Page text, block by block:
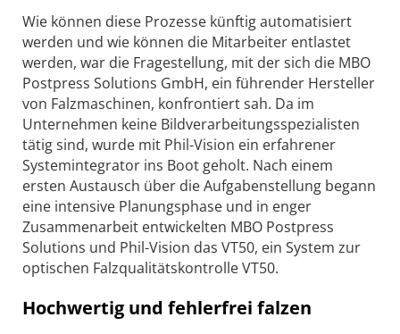
Wie können diese Prozesse künftig automatisiert
werden und wie können die Mitarbeiter entlastet
werden, war die Fragestellung, mit der sich die MBO
Postpress Solutions GmbH, ein führender Hersteller
von Falzmaschinen, konfrontiert sah. Da im
Unternehmen keine Bildverarbeitungsspezialisten
tätig sind, wurde mit Phil-Vision ein erfahrener
Systemintegrator ins Boot geholt. Nach einem
ersten Austausch über die Aufgabenstellung begann
eine intensive Planungsphase und in enger
Zusammenarbeit entwickelten MBO Postpress
Solutions und Phil-Vision das VT50, ein System zur
optischen Falzqualitätskontrolle VT50.
Hochwertig und fehlerfrei falzen